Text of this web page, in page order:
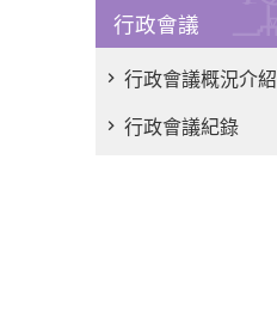
行政會議
行政會議概況介紹
行政會議紀錄